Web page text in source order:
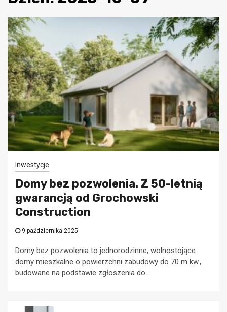
Inwestycje
Domy bez pozwolenia. Z 50-letnią
gwarancją od Grochowski
Construction
9 października 2025
Domy bez pozwolenia to jednorodzinne, wolnostojące
domy mieszkalne o powierzchni zabudowy do 70 m kw.,
budowane na podstawie zgłoszenia do...